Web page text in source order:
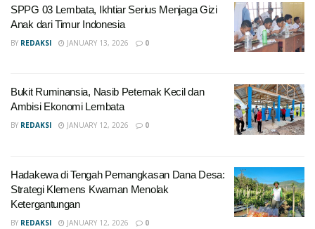
SPPG 03 Lembata, Ikhtiar Serius Menjaga Gizi
Anak dari Timur Indonesia
BY REDAKSI JANUARY 13, 2026 0
Bukit Ruminansia, Nasib Peternak Kecil dan
Ambisi Ekonomi Lembata
BY REDAKSI JANUARY 12, 2026 0
Hadakewa di Tengah Pemangkasan Dana Desa:
Strategi Klemens Kwaman Menolak
Ketergantungan
BY REDAKSI JANUARY 12, 2026 0